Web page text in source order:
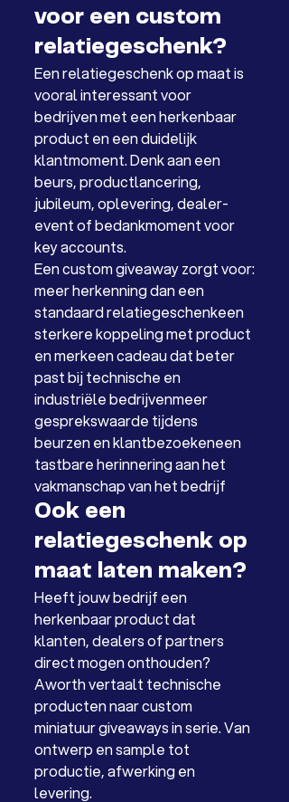
voor een custom
relatiegeschenk?
Een relatiegeschenk op maat is
vooral interessant voor
bedrijven met een herkenbaar
product en een duidelijk
klantmoment. Denk aan een
beurs, productlancering,
jubileum, oplevering, dealer-
event of bedankmoment voor
key accounts.
Een custom giveaway zorgt voor:
meer herkenning dan een
standaard relatiegeschenkeen
sterkere koppeling met product
en merkeen cadeau dat beter
past bij technische en
industriële bedrijvenmeer
gesprekswaarde tijdens
beurzen en klantbezoekeneen
tastbare herinnering aan het
vakmanschap van het bedrijf
Ook een
relatiegeschenk op
maat laten maken?
Heeft jouw bedrijf een
herkenbaar product dat
klanten, dealers of partners
direct mogen onthouden?
Aworth vertaalt technische
producten naar custom
miniatuur giveaways in serie. Van
ontwerp en sample tot
productie, afwerking en
levering.